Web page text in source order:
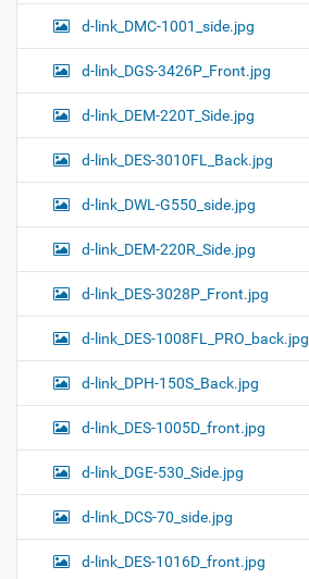
d-link_DMC-1001_side.jpg
d-link_DGS-3426P_Front.jpg
d-link_DEM-220T_Side.jpg
d-link_DES-3010FL_Back.jpg
d-link_DWL-G550_side.jpg
d-link_DEM-220R_Side.jpg
d-link_DES-3028P_Front.jpg
d-link_DES-1008FL_PRO_back.jpg
d-link_DPH-150S_Back.jpg
d-link_DES-1005D_front.jpg
d-link_DGE-530_Side.jpg
d-link_DCS-70_side.jpg
d-link_DES-1016D_front.jpg